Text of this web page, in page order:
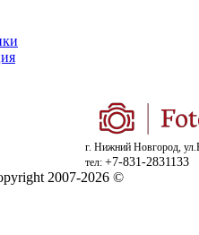
г. Нижний Новгород,
тел: +7-831-2831133
2007-2026 ©